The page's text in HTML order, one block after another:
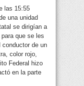
las 15:55
una unidad
se dirigían a
que se les
conductor de un
color rojo,
Federal hizo
en la parte